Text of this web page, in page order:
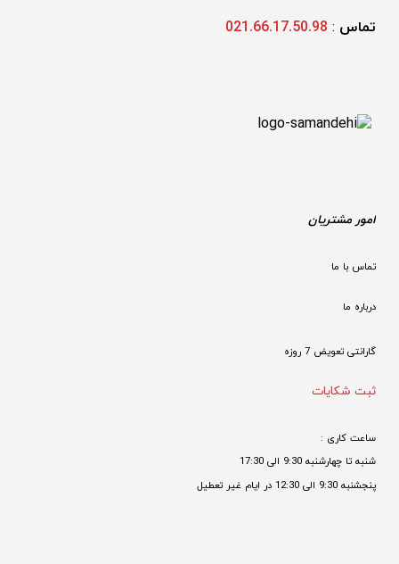
تماس :
021.66.17.50.98
امور مشتریان
تماس با ما
درباره ما
گارانتی تعویض 7 روزه
ثبت شکایات
ساعت کاری :
شنبه تا چهارشنبه 9:30 الی 17:30
پنجشنبه 9:30 الی 12:30 در ایام غیر تعطیل